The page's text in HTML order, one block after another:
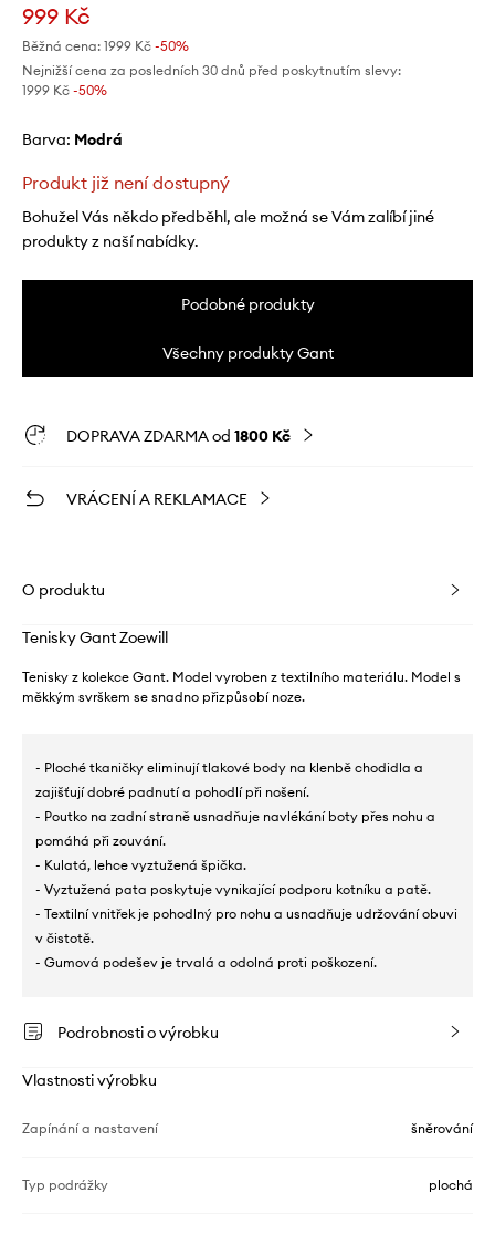
999 Kč
Běžná cena: 1999 Kč -50%
Nejnižší cena za posledních 30 dnů před poskytnutím slevy:
1999 Kč -50%
Barva: modrá
Produkt již není dostupný
Bohužel Vás někdo předběhl, ale možná se Vám zalíbí jiné
produkty z naší nabídky.
Podobné produkty
Všechny produkty Gant
DOPRAVA ZDARMA od 1800 Kč
VRÁCENÍ A REKLAMACE
O produktu
Tenisky Gant Zoewill
Tenisky z kolekce Gant. Model vyroben z textilního materiálu. Model s
měkkým svrškem se snadno přizpůsobí noze.
- Ploché tkaničky eliminují tlakové body na klenbě chodidla a
zajišťují dobré padnutí a pohodlí při nošení.
- Poutko na zadní straně usnadňuje navlékání boty přes nohu a
pomáhá při zouvání.
- Kulatá, lehce vyztužená špička.
- Vyztužená pata poskytuje vynikající podporu kotníku a patě.
- Textilní vnitřek je pohodlný pro nohu a usnadňuje udržování obuvi
v čistotě.
- Gumová podešev je trvalá a odolná proti poškození.
Podrobnosti o výrobku
Vlastnosti výrobku
Zapínání a nastavení šněrování
Typ podrážky plochá